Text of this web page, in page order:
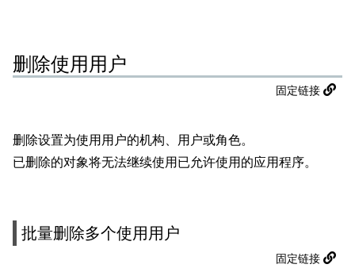
删除使用用户
固定链接
删除设置为使用用户的机构、用户或角色。
已删除的对象将无法继续使用已允许使用的应用程序。
批量删除多个使用用户
固定链接